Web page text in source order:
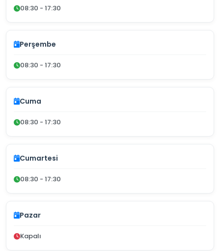
08:30 - 17:30
Perşembe
08:30 - 17:30
Cuma
08:30 - 17:30
Cumartesi
08:30 - 17:30
Pazar
Kapalı